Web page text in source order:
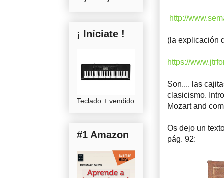
http://
(la explicación
https://
Son.... las
clasicismo.
Mozart and
Os dejo un
pág. 92:
¡ Iníciate !
Teclado + vendido
#1 Amazon